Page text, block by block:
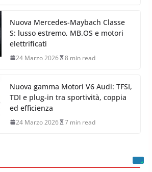
Nuova Mercedes-Maybach Classe
S: lusso estremo, MB.OS e motori
elettrificati
24 Marzo 2026 8 min read
Nuova gamma Motori V6 Audi: TFSI,
TDI e plug-in tra sportività, coppia
ed efficienza
24 Marzo 2026 7 min read